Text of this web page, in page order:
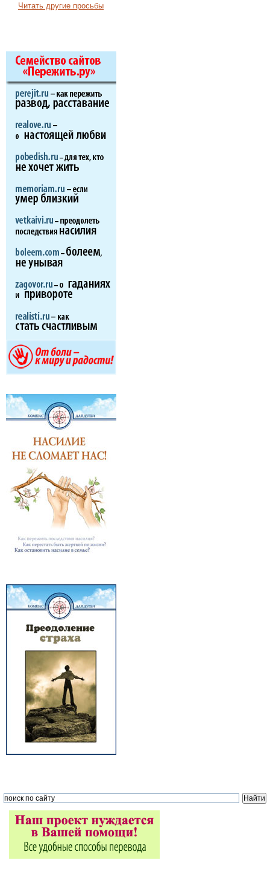
Читать другие просьбы